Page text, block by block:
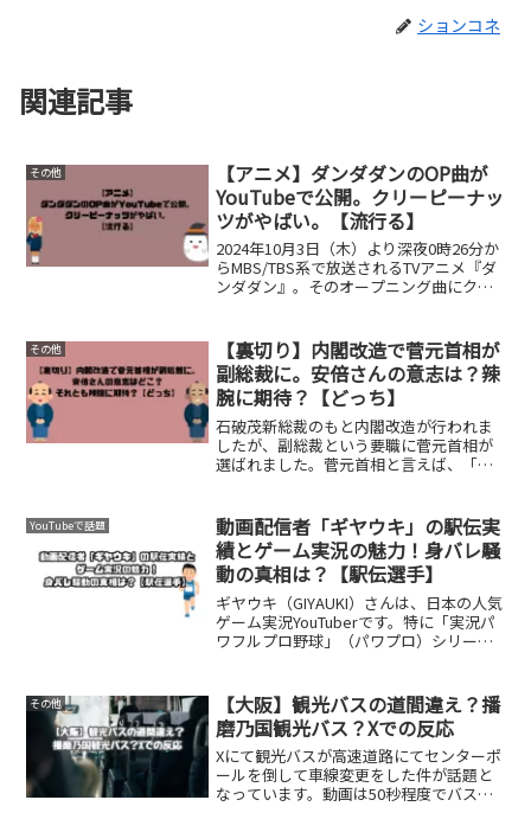
ションコネ
関連記事
その他
【アニメ】ダンダダンのOP曲が
YouTubeで公開。クリーピーナッ
ツがやばい。【流行る】
2024年10月3日（木）より深夜0時26分か
らMBS/TBS系で放送されるTVアニメ『ダ
ンダダン』。そのオープニング曲にクリ
霊肯定派で宇宙人を信じない女子高生
と、同級...
その他
【裏切り】内閣改造で菅元首相が
副総裁に。安倍さんの意志は？辣
腕に期待？【どっち】
石破茂新総裁のもと内閣改造が行われま
したが、副総裁という要職に菅元首相が
選ばれました。菅元首相と言えば、「令
任で裏切りものとネットで叩かれていま
す。裏切りと言われる理由...
YouTubeで話題
動画配信者「ギヤウキ」の駅伝実
績とゲーム実況の魅力！身バレ騒
動の真相は？【駅伝選手】
ギヤウキ（GIYAUKI）さんは、日本の人気
ゲーム実況YouTuberです。特に「実況パ
ワフルプロ野球」（パワプロ）シリーズ
最新シリーズの「駅伝ホープ」というゲ
ームをや...
その他
【大阪】観光バスの道間違え？播
磨乃国観光バス？Xでの反応
Xにて観光バスが高速道路にてセンターポ
ールを倒して車線変更をした件が話題と
なっています。動画は50秒程度でバスガ